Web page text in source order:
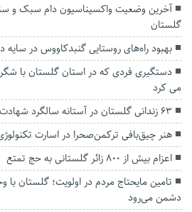
آخرین وضعیت واکسیناسیون دام سبک و
گلستان
بهبود راه‌های روستایی گنبدکاووس در سایه
دستگیری فردی که در استان گلستان با
می کرد
۶۳ زندانی گلستان در آستانه سالگرد شهادت سردار سلیمانی آزاد شدند
هنر چیق‌بافی ترکمن‌صحرا در اسارت
اعزام بیش از ۸۰۰ زائر گلستانی به حج تمتع
تامین مایحتاج مردم در اولویت؛ گلستان
دشمن می‌رود